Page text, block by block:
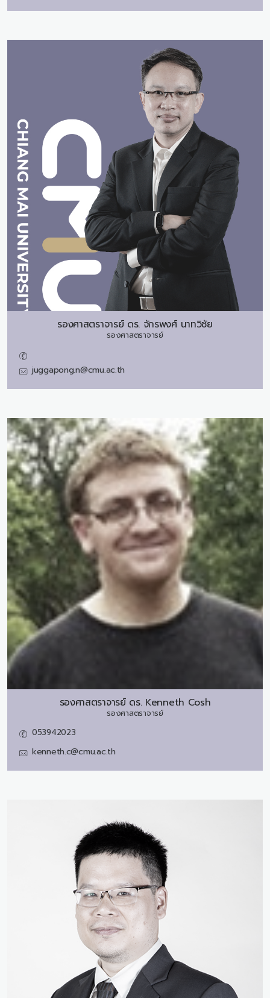
รองศาสตราจารย์ ดร. จักรพงศ์ นาทวิชัย
รองศาสตราจารย์
juggapong.n@cmu.ac.th
รองศาสตราจารย์ ดร. Kenneth Cosh
รองศาสตราจารย์
053942023
kenneth.c@cmu.ac.th